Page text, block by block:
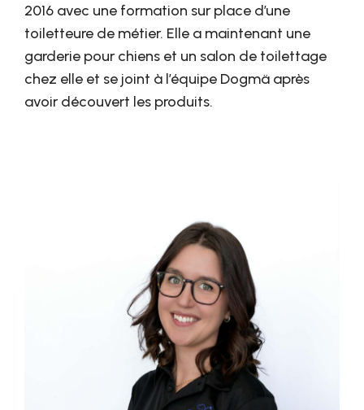
2016 avec une formation sur place d’une
toiletteure de métier. Elle a maintenant une
garderie pour chiens et un salon de toilettage
chez elle et se joint à l’équipe Dogmä après
avoir découvert les produits.